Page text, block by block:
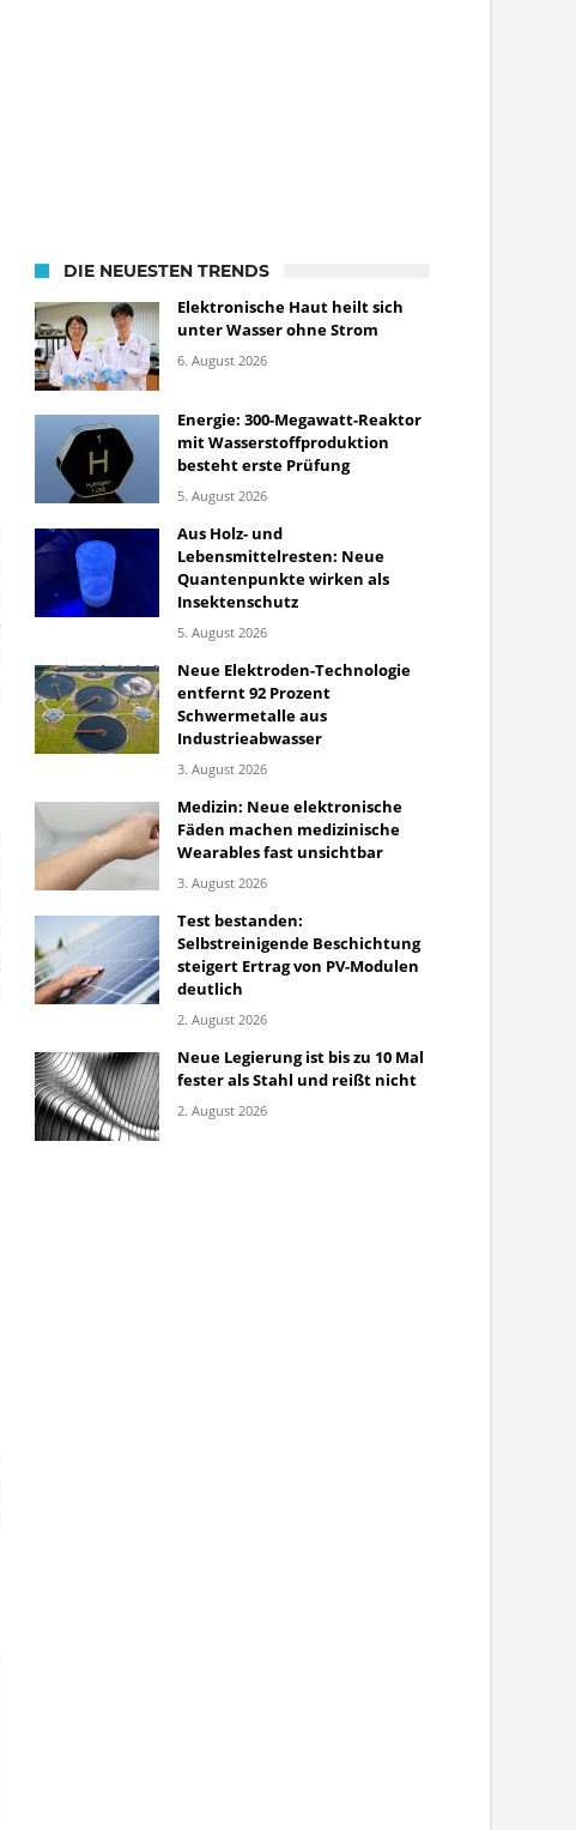
DIE NEUESTEN TRENDS
Elektronische Haut heilt sich
unter Wasser ohne Strom
6. August 2026
Energie: 300-Megawatt-Reaktor
mit Wasserstoffproduktion
besteht erste Prüfung
5. August 2026
Aus Holz- und
Lebensmittelresten: Neue
Quantenpunkte wirken als
Insektenschutz
5. August 2026
Neue Elektroden-Technologie
entfernt 92 Prozent
Schwermetalle aus
Industrieabwasser
3. August 2026
Medizin: Neue elektronische
Fäden machen medizinische
Wearables fast unsichtbar
3. August 2026
Test bestanden:
Selbstreinigende Beschichtung
steigert Ertrag von PV-Modulen
deutlich
2. August 2026
Neue Legierung ist bis zu 10 Mal
fester als Stahl und reißt nicht
2. August 2026